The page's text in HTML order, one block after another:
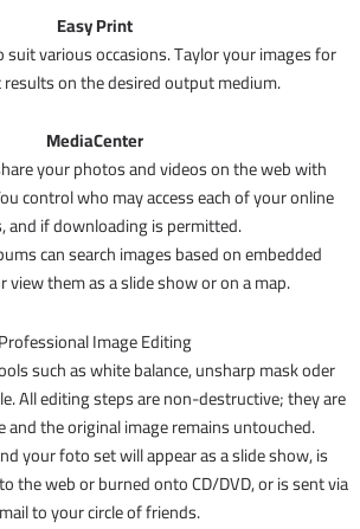
Easy Print
various occasions. Taylor your images for
on the desired output medium.
MediaCenter
your photos and videos on the web with
control who may access each of your online
and if downloading is permitted.
can search images based on embedded
view them as a slide show or on a map.
Professional Image Editing
such as white balance, unsharp mask oder
All editing steps are non-destructive; they are
and the original image remains untouched.
your foto set will appear as a slide show, is
the web or burned onto CD/DVD, or is sent via
to your circle of friends.